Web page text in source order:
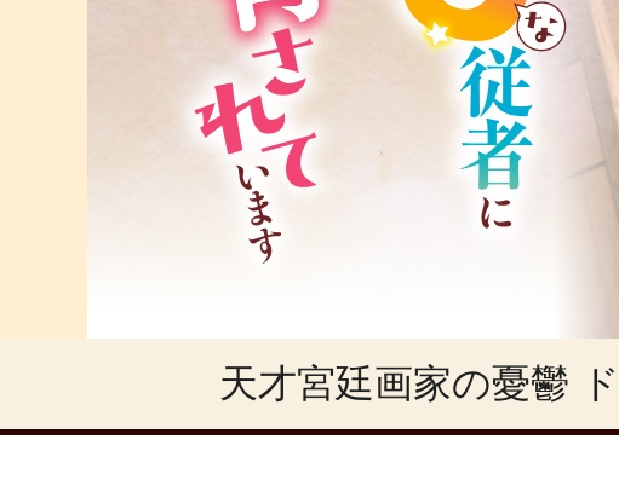
天才宮廷画家の憂鬱